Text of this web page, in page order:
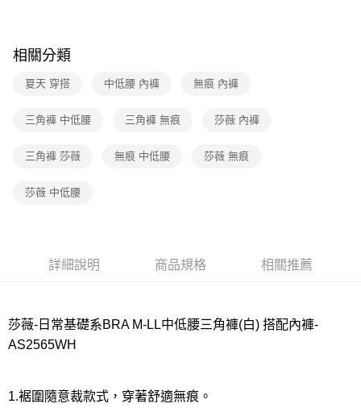
每筆NT$80，滿NT$1,000(含以上)免運費
每筆NT$80，滿NT$1,000(含以上)免運費
宅配
每筆NT$220
每筆NT$80，滿NT$1,000(含以上)免運費
相關分類
夏天 穿搭 中低腰 內褲 無痕 內褲
三角褲 中低腰 三角褲 無痕 莎薇 內褲
三角褲 莎薇 無痕 中低腰 莎薇 無痕
莎薇 中低腰
詳細說明 商品規格 相關推薦
莎薇-日常基礎系BRA M-LL中低腰三角褲(白) 搭配內褲-
AS2565WH
1.裾圍隨意裁款式，穿著舒適無痕。